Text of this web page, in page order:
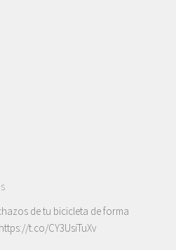
de tu bicicleta de forma
https://t.co/CY3UsiTuXv